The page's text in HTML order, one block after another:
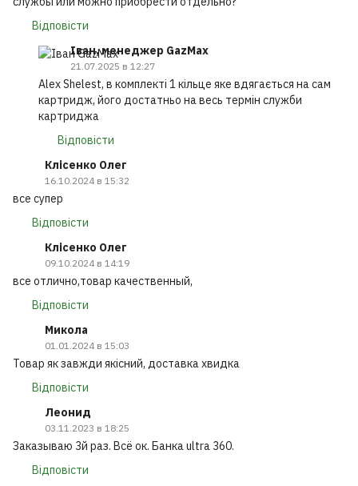
Відповісти
Іван, менеджер GazMax
21.07.2025 в 12:27
Alex Shelest, в комплекті 1 кільце яке вдягається на сам
картридж, його достатньо на весь термін служби
картриджа
Відповісти
Клісенко Олег
16.10.2024 в 15:32
все супер
Відповісти
Клісенко Олег
09.10.2024 в 14:19
все отлично,товар качественный,
Відповісти
Микола
01.01.2024 в 15:03
Товар як завжди якісний, доставка хвидка
Відповісти
Леонид
03.11.2023 в 18:25
Заказываю 3й раз. Всё ок. Банка ultra 360.
Відповісти